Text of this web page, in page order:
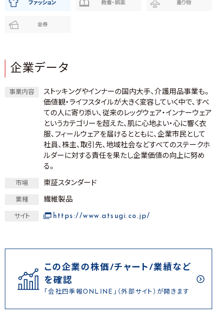
ファッション 教養・娯楽 乗り物
金券
企業データ
事業内容
ストッキングやインナーの国内大手、介護用品事業も。
価値観・ライフスタイルが大きく変容していく中で、すべ
ての人に寄り添い、従来のレッグウェア・インナーウェア
というカテゴリーを超えた、肌に心地よい・心に響く衣
服、フィールウェアを届けるとともに、企業市民として
社員、株主、取引先、地域社会などすべてのステークホ
ルダーに対する責任を果たし企業価値の向上に努め
る。
市場 東証スタンダード
業種 繊維製品
サイト https://www.atsugi.co.jp/
この企業の株価/チャート/業績など
を確認
「会社四季報ONLINE」（外部サイト）が開きます